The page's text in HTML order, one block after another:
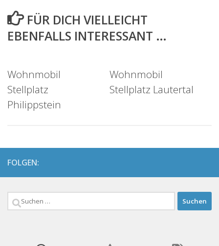
FÜR DICH VIELLEICHT
EBENFALLS INTERESSANT …
Wohnmobil
Stellplatz
Philippstein
Wohnmobil
Stellplatz Lautertal
FOLGEN:
Suchen